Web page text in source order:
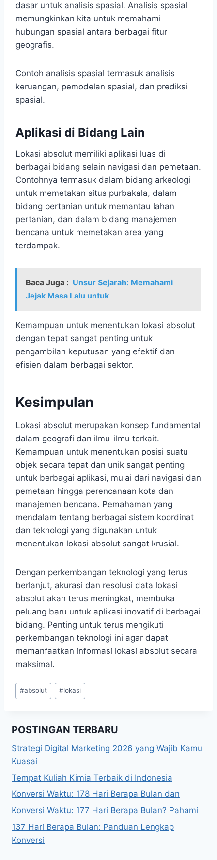
dasar untuk analisis spasial. Analisis spasial
memungkinkan kita untuk memahami
hubungan spasial antara berbagai fitur
geografis.
Contoh analisis spasial termasuk analisis
keruangan, pemodelan spasial, dan prediksi
spasial.
Aplikasi di Bidang Lain
Lokasi absolut memiliki aplikasi luas di
berbagai bidang selain navigasi dan pemetaan.
Contohnya termasuk dalam bidang arkeologi
untuk memetakan situs purbakala, dalam
bidang pertanian untuk memantau lahan
pertanian, dan dalam bidang manajemen
bencana untuk memetakan area yang
terdampak.
Baca Juga : Unsur Sejarah: Memahami
Jejak Masa Lalu untuk
Kemampuan untuk menentukan lokasi absolut
dengan tepat sangat penting untuk
pengambilan keputusan yang efektif dan
efisien dalam berbagai sektor.
Kesimpulan
Lokasi absolut merupakan konsep fundamental
dalam geografi dan ilmu-ilmu terkait.
Kemampuan untuk menentukan posisi suatu
objek secara tepat dan unik sangat penting
untuk berbagai aplikasi, mulai dari navigasi dan
pemetaan hingga perencanaan kota dan
manajemen bencana. Pemahaman yang
mendalam tentang berbagai sistem koordinat
dan teknologi yang digunakan untuk
menentukan lokasi absolut sangat krusial.
Dengan perkembangan teknologi yang terus
berlanjut, akurasi dan resolusi data lokasi
absolut akan terus meningkat, membuka
peluang baru untuk aplikasi inovatif di berbagai
bidang. Penting untuk terus mengikuti
perkembangan teknologi ini agar dapat
memanfaatkan informasi lokasi absolut secara
maksimal.
Post
Tags:
#absolut #lokasi
POSTINGAN TERBARU
Strategi Digital Marketing 2026 yang Wajib Kamu
Kuasai
Tempat Kuliah Kimia Terbaik di Indonesia
Konversi Waktu: 178 Hari Berapa Bulan dan
Konversi Waktu: 177 Hari Berapa Bulan? Pahami
137 Hari Berapa Bulan: Panduan Lengkap
Konversi